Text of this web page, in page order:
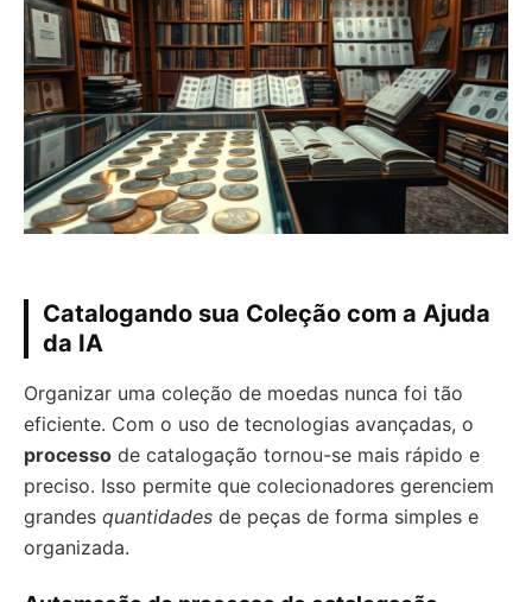
Catalogando sua Coleção com a Ajuda
da IA
Organizar uma coleção de moedas nunca foi tão
eficiente. Com o uso de tecnologias avançadas, o
processo de catalogação tornou-se mais rápido e
preciso. Isso permite que colecionadores gerenciem
grandes quantidades de peças de forma simples e
organizada.